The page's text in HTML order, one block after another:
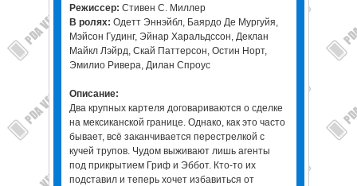
Режиссер: Стивен С. Миллер
В ролях: Одетт Эннэйбл, Баярдо Де Мургуйя,
Мэйсон Гудинг, Эйнар Харальдссон, Деклан
Майкл Лэйрд, Скай Паттерсон, Остин Норт,
Эмилио Ривера, Дилан Спроус
Описание:
Два крупных картеля договариваются о сделке
на мексиканской границе. Однако, как это часто
бывает, всё заканчивается перестрелкой с
кучей трупов. Чудом выживают лишь агенты
под прикрытием Гриф и Эббот. Кто-то их
подставил и теперь хочет избавиться от